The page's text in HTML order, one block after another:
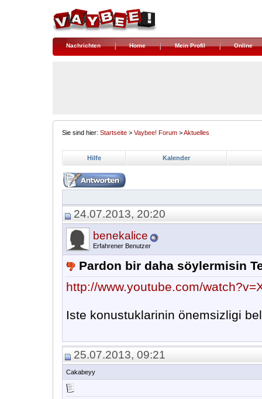
Nachrichten Home Mein Profil Online
Sie sind hier: Startseite > Vaybee! Forum >Aktuelles
Hilfe Kalender
24.07.2013, 20:20
benekalice
Erfahrener Benutzer
Pardon bir daha söylermisin
http://www.youtube.com/
Iste konustuklarinin önemsizligi
25.07.2013, 09:21
Cakabeyy